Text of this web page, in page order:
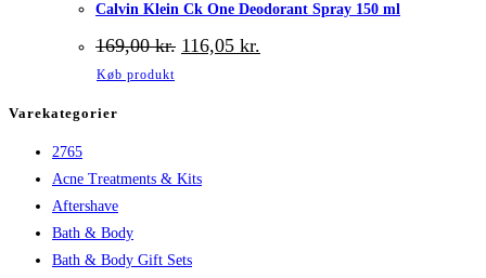
Calvin Klein Ck One Deodorant Spray 150 ml
169,00kr. Den
oprindelige
116,05 kr.
aktuelle
Køb produkt
Varekategorier
2765
Acne Treatments & Kits
Aftershave
Bath & Body
Bath & Body Gift Sets